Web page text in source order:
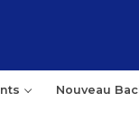
Nouveau